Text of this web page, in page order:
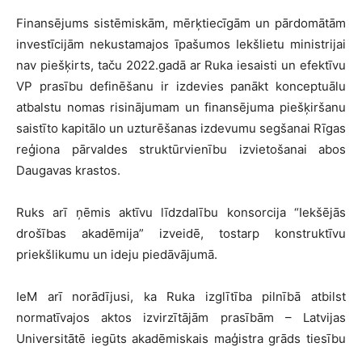
Finansējums sistēmiskām, mērķtiecīgām un pārdomātām
investīcijām nekustamajos īpašumos Iekšlietu ministrijai
nav piešķirts, taču 2022.gadā ar Ruka iesaisti un efektīvu
VP prasību definēšanu ir izdevies panākt konceptuālu
atbalstu nomas risinājumam un finansējuma piešķiršanu
saistīto kapitālo un uzturēšanas izdevumu segšanai Rīgas
reģiona pārvaldes struktūrvienību izvietošanai abos
Daugavas krastos.
Ruks arī ņēmis aktīvu līdzdalību konsorcija “Iekšējās
drošības akadēmija” izveidē, tostarp konstruktīvu
priekšlikumu un ideju piedāvājumā.
IeM arī norādījusi, ka Ruka izglītība pilnībā atbilst
normatīvajos aktos izvirzītājām prasībām – Latvijas
Universitātē iegūts akadēmiskais maģistra grāds tiesību